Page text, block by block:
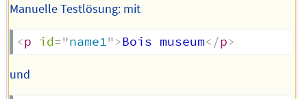
Manuelle Testlösung: mit
<p id="name1">Bois museum</p>
und